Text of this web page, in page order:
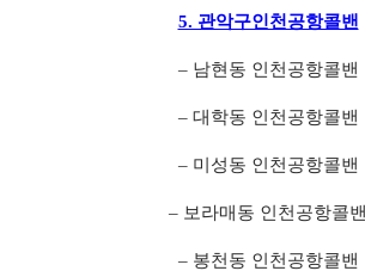
5. 관악구인천공항콜밴
– 남현동 인천공항콜밴
– 대학동 인천공항콜밴
– 미성동 인천공항콜밴
– 보라매동 인천공항콜밴
– 봉천동 인천공항콜밴